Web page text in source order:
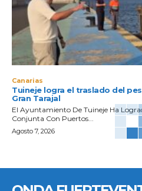
Canarias
Tuineje logra el traslado del
Gran Tarajal
El Ayuntamiento De Tuineje Ha
Conjunta Con Puertos...
Agosto 7, 2026